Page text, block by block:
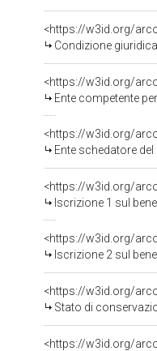
Condizione
<https://w3id.org/
Ente competente per
<https://w3id.org/
Ente schedatore del
<https://w3id.org/
Iscrizione 1 sul
<https://w3id.org/
Iscrizione 2 sul
<https://w3id.org/
Stato di
<https://w3id.org/